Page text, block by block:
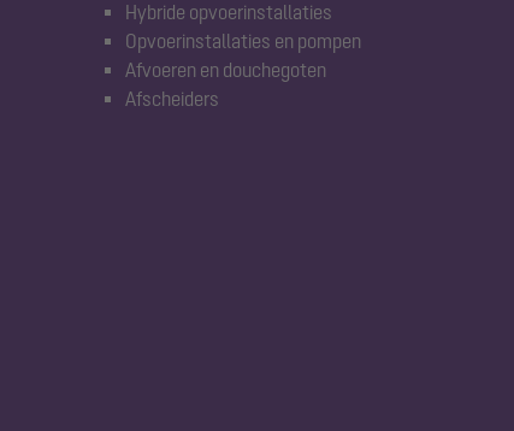
Hybride opvoerinstallaties
Opvoerinstallaties en pompen
Afvoeren en douchegoten
Afscheiders